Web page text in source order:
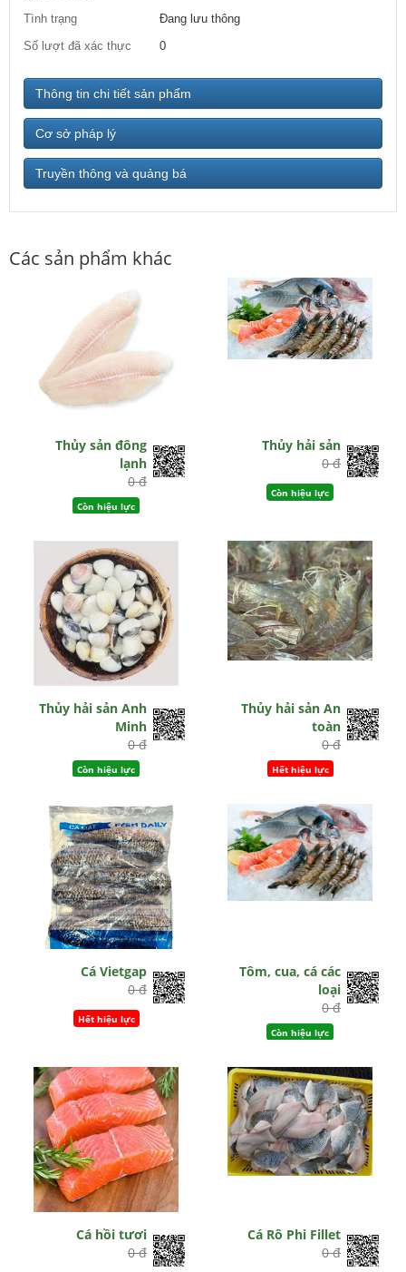
Tình trạng
Đang lưu thông
Số lượt đã xác thực
0
Thông tin chi tiết sản phẩm
Cơ sở pháp lý
Truyền thông và quảng bá
Các sản phẩm khác
Thủy sản đông
lạnh
0 đ
Còn hiệu lực
Thủy hải sản
0 đ
Còn hiệu lực
Thủy hải sản Anh
Minh
0 đ
Còn hiệu lực
Thủy hải sản An
toàn
0 đ
Hết hiệu lực
Cá Vietgap
0 đ
Hết hiệu lực
Tôm, cua, cá các
loại
0 đ
Còn hiệu lực
Cá hồi tươi
0 đ
Cá Rô Phi Fillet
0 đ